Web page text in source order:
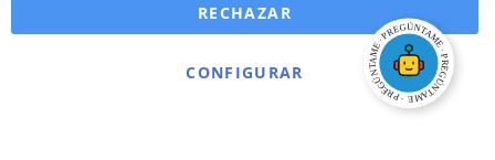
CONFIGURAR
RECHAZAR